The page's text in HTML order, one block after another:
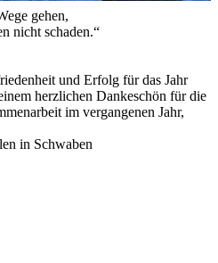
gehen,
nicht schaden.“
und Erfolg für das Jahr
herzlichen Dankeschön für die
im vergangenen Jahr,
in Schwaben